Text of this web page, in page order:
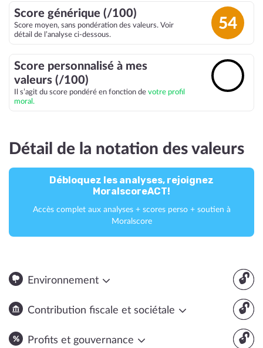
Score générique (/100)
Score moyen, sans pondération des valeurs. Voir
détail de l’analyse ci-dessous.
54
Score personnalisé à mes
valeurs (/100)
Il s’agit du score pondéré en fonction de votre profil
moral.
Détail de la notation des valeurs
Débloquez les analyses, rejoignez
MoralscoreACT!
Accès complet aux analyses + scores perso + soutien à
Moralscore
🔓
Environnement
🔓
Contribution fiscale et sociétale
🔓
Profits et gouvernance